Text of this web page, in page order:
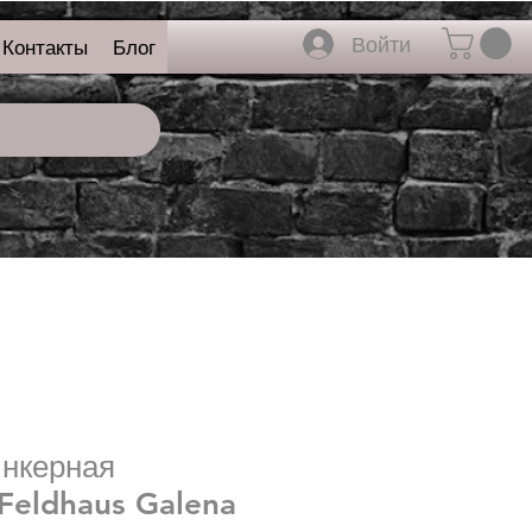
Контакты Блог Войти
Galena